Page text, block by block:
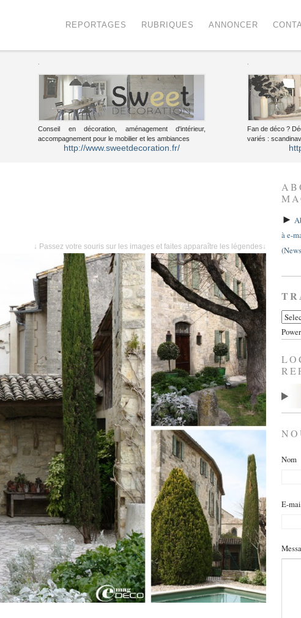
REPORTAGES RUBRIQUES ANNONCER
Conseil en décoration, aménagement d'intérieur,
accompagnement pour le mobilier et les ambiances
http://www.sweetdecoration.fr/
Fan de déco ?
variés :
↓ Passez votre souris sur les images et faites apparaître les légendes↓
►
à e-
Nom
E-